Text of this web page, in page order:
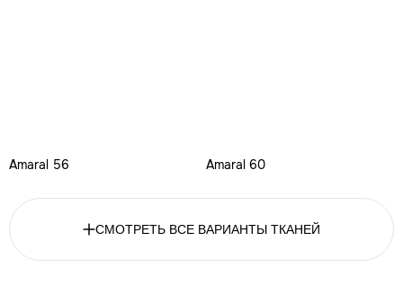
Amaral 56 Amaral 60
СМОТРЕТЬ ВСЕ ВАРИАНТЫ ТКАНЕЙ